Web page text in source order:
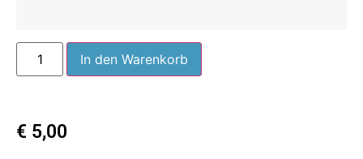
In den Warenkorb
€ 5,00